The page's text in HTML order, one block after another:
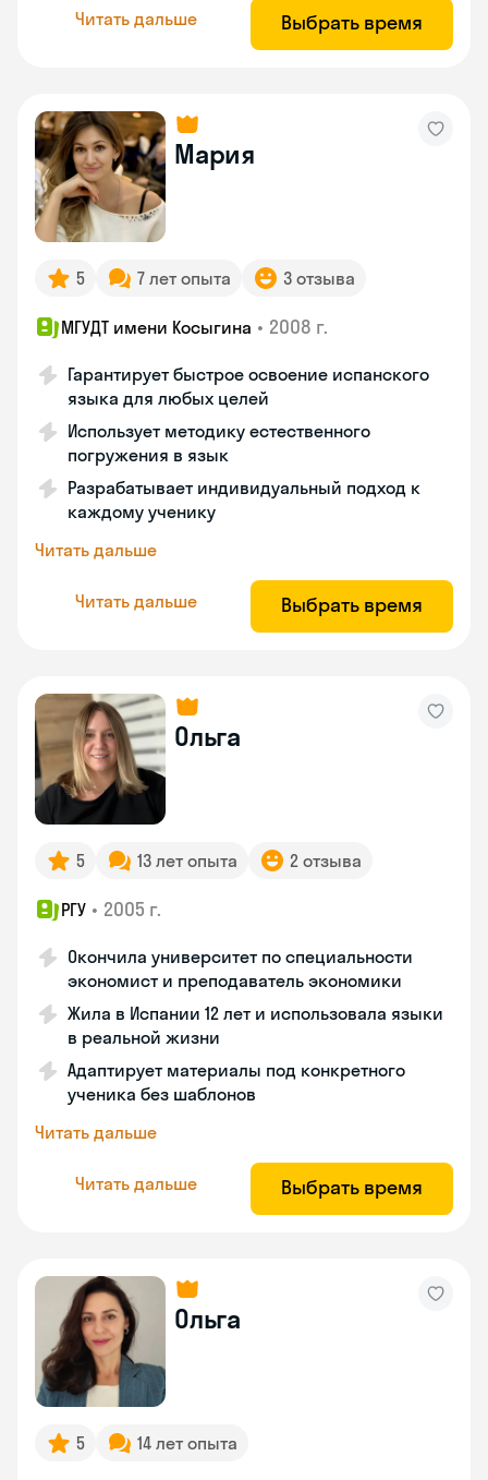
Читать дальше Выбрать время
Мария
5 7 лет опыта 3 отзыва
МГУДТ имени Косыгина • 2008 г.
Гарантирует быстрое освоение испанского
языка для любых целей
Использует методику естественного
погружения в язык
Разрабатывает индивидуальный подход к
каждому ученику
Читать дальше
Читать дальше Выбрать время
Ольга
5 13 лет опыта 2 отзыва
РГУ • 2005 г.
Окончила университет по специальности
экономист и преподаватель экономики
Жила в Испании 12 лет и использовала языки
в реальной жизни
Адаптирует материалы под конкретного
ученика без шаблонов
Читать дальше
Читать дальше Выбрать время
Ольга
5 14 лет опыта